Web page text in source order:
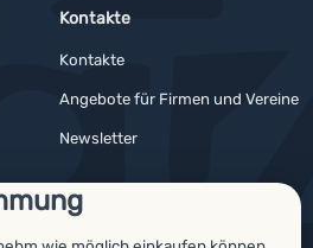
Kontakte
Kontakte
Angebote für Firmen und Vereine
Newsletter